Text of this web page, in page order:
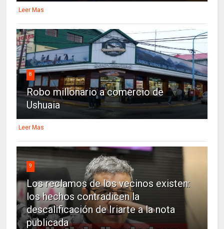
Leer Mas
8
Robo millonario a comercio de
Ushuaia
Leer Mas
9
Los reclamos de los vecinos existen:
los hechos contradicen la
descalificación de Iriarte a la nota
publicada